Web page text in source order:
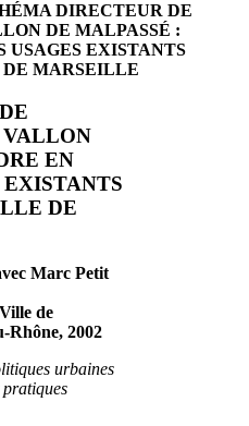
DIRECTEUR DE
DE MALPASSÉ :
USAGES EXISTANTS
MARSEILLE
VALLON
EN
DE
Marc Petit
de
Rhône, 2002
urbaines